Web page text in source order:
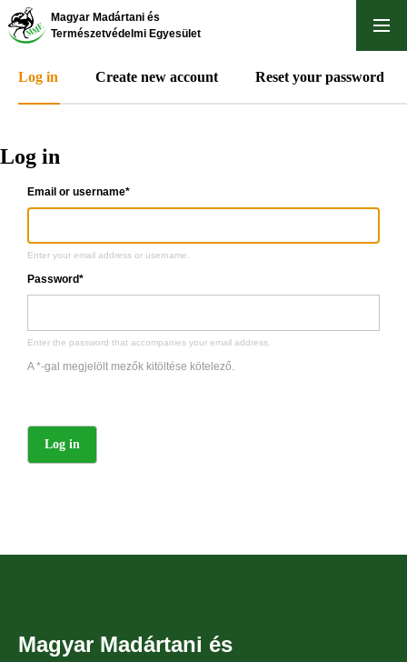
Skip
to
content
Magyar Madártani és
Természetvédelmi Egyesület
tabs
Log in Create new account Reset your password
Log in
Email or username*
Enter your email address or username.
Password*
Enter the password that accompanies your email address.
A *-gal megjelölt mezők kitöltése kötelező.
Magyar Madártani és